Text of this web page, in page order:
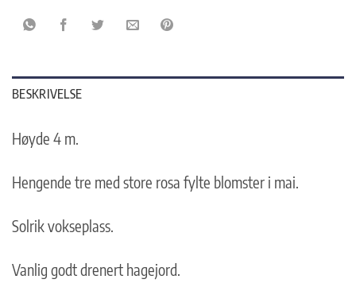
BESKRIVELSE
Høyde 4 m.
Hengende tre med store rosa fylte blomster i mai.
Solrik vokseplass.
Vanlig godt drenert hagejord.